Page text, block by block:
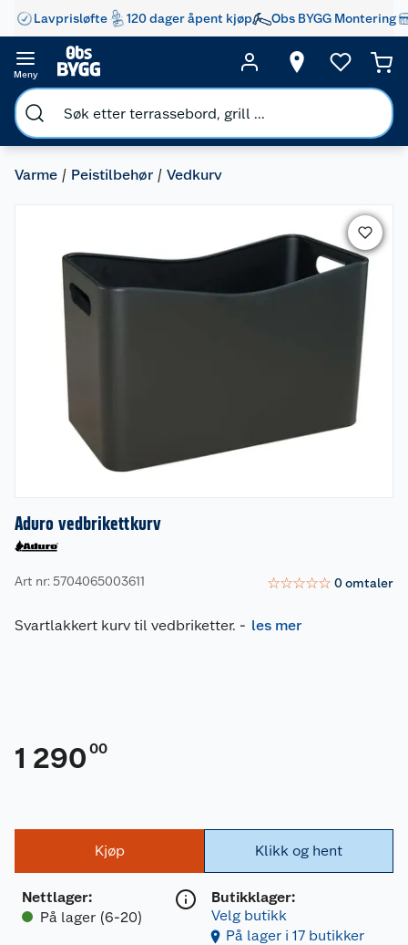
Lavprisløfte 120 dager åpent kjøp Obs BYGG Montering
Meny
Varme Peistilbehør Vedkurv
Aduro vedbrikettkurv
Art nr: 5704065003611 ☆☆☆☆☆ 0omtaler
Svartlakkert kurv til vedbriketter. - les mer
1 290 00
Kjøp
Nettlager:
På lager (6-20)
Klikk og hent
Butikklager:
Velg butikk
På lager i 17 butikker